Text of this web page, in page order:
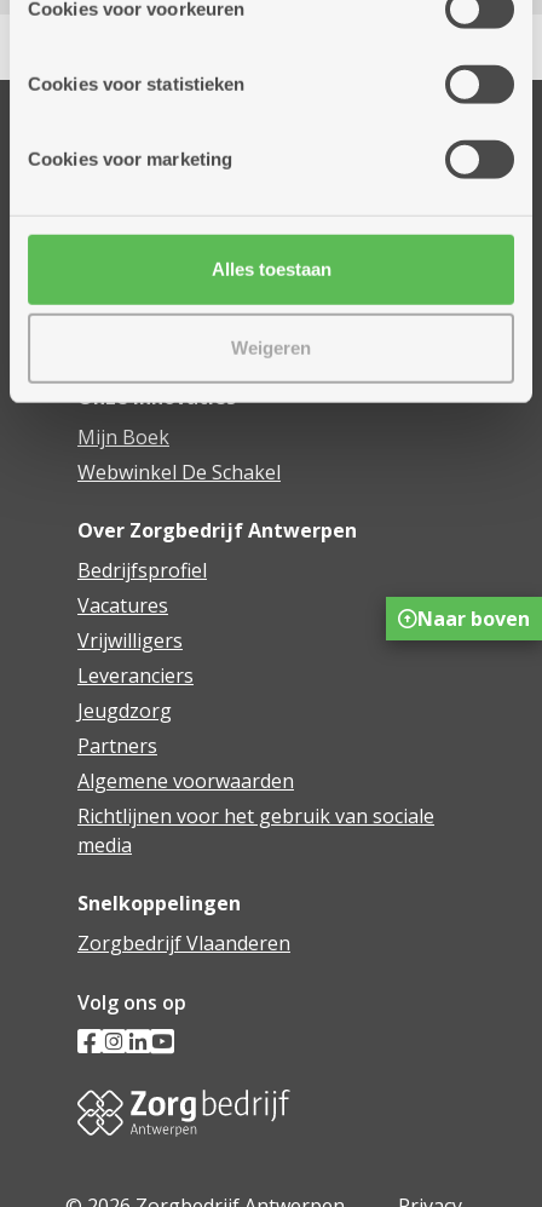
informatie over jouw (geanonimiseerd) gebruik van onze
partners kunnen deze gegevens combineren met andere
Cookies voor voorkeuren
Cookies voor statistieken
Cookies voor marketing
Alles toestaan
Weigeren
Thuisdiensten
Assistentiewoningen
Woonzorgcentra
Financieel comfort
Onze innovaties
Mijn Boek
Webwinkel De Schakel
Over Zorgbedrijf Antwerpen
Bedrijfsprofiel
Vacatures
Vrijwilligers
Leveranciers
Jeugdzorg
Partners
Algemene voorwaarden
Richtlijnen voor het gebruik van sociale
media
Snelkoppelingen
Zorgbedrijf Vlaanderen
Volg ons op
Naar boven